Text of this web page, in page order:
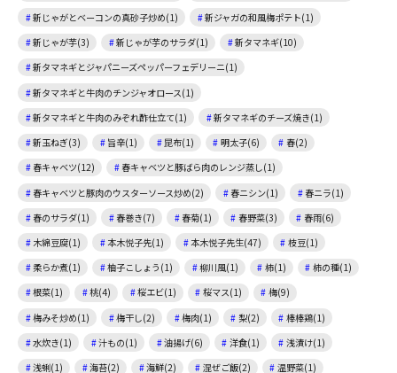
新じゃがとベーコンの真砂子炒め(1)
新ジャガの和風梅ポテト(1)
新じゃが芋(3)
新じゃが芋のサラダ(1)
新タマネギ(10)
新タマネギとジャパニーズペッパーフェデリーニ(1)
新タマネギと牛肉のチンジャオロース(1)
新タマネギと牛肉のみぞれ酢仕立て(1)
新タマネギのチーズ焼き(1)
新玉ねぎ(3)
旨辛(1) 昆布(1) 明太子(6)
春(2)
春キャベツ(12)
春キャベツと豚ばら肉のレンジ蒸し(1)
春キャベツと豚肉のウスターソース炒め(2)
春ニシン(1)
春ニラ(1)
春のサラダ(1)
春巻き(7) 春菊(1) 春野菜(3)
春雨(6)
木綿豆腐(1)
本木悦子先(1) 本木悦子先生(47)
枝豆(1)
柔らか煮(1)
柚子こしょう(1) 柳川風(1) 柿(1)
柿の種(1)
根菜(1)
桃(4) 桜エビ(1) 桜マス(1)
梅(9)
梅みそ炒め(1)
梅干し(2) 梅肉(1) 梨(2)
棒棒鶏(1)
水炊き(1)
汁もの(1) 油揚げ(6) 洋食(1)
浅漬け(1)
浅蜊(1)
海苔(2) 海鮮(2) 混ぜご飯(2) 温野菜(1)